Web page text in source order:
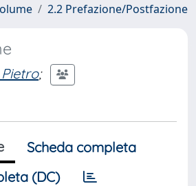
2.2 Prefazione/Postfazione
Pietro;
Scheda completa
(DC)